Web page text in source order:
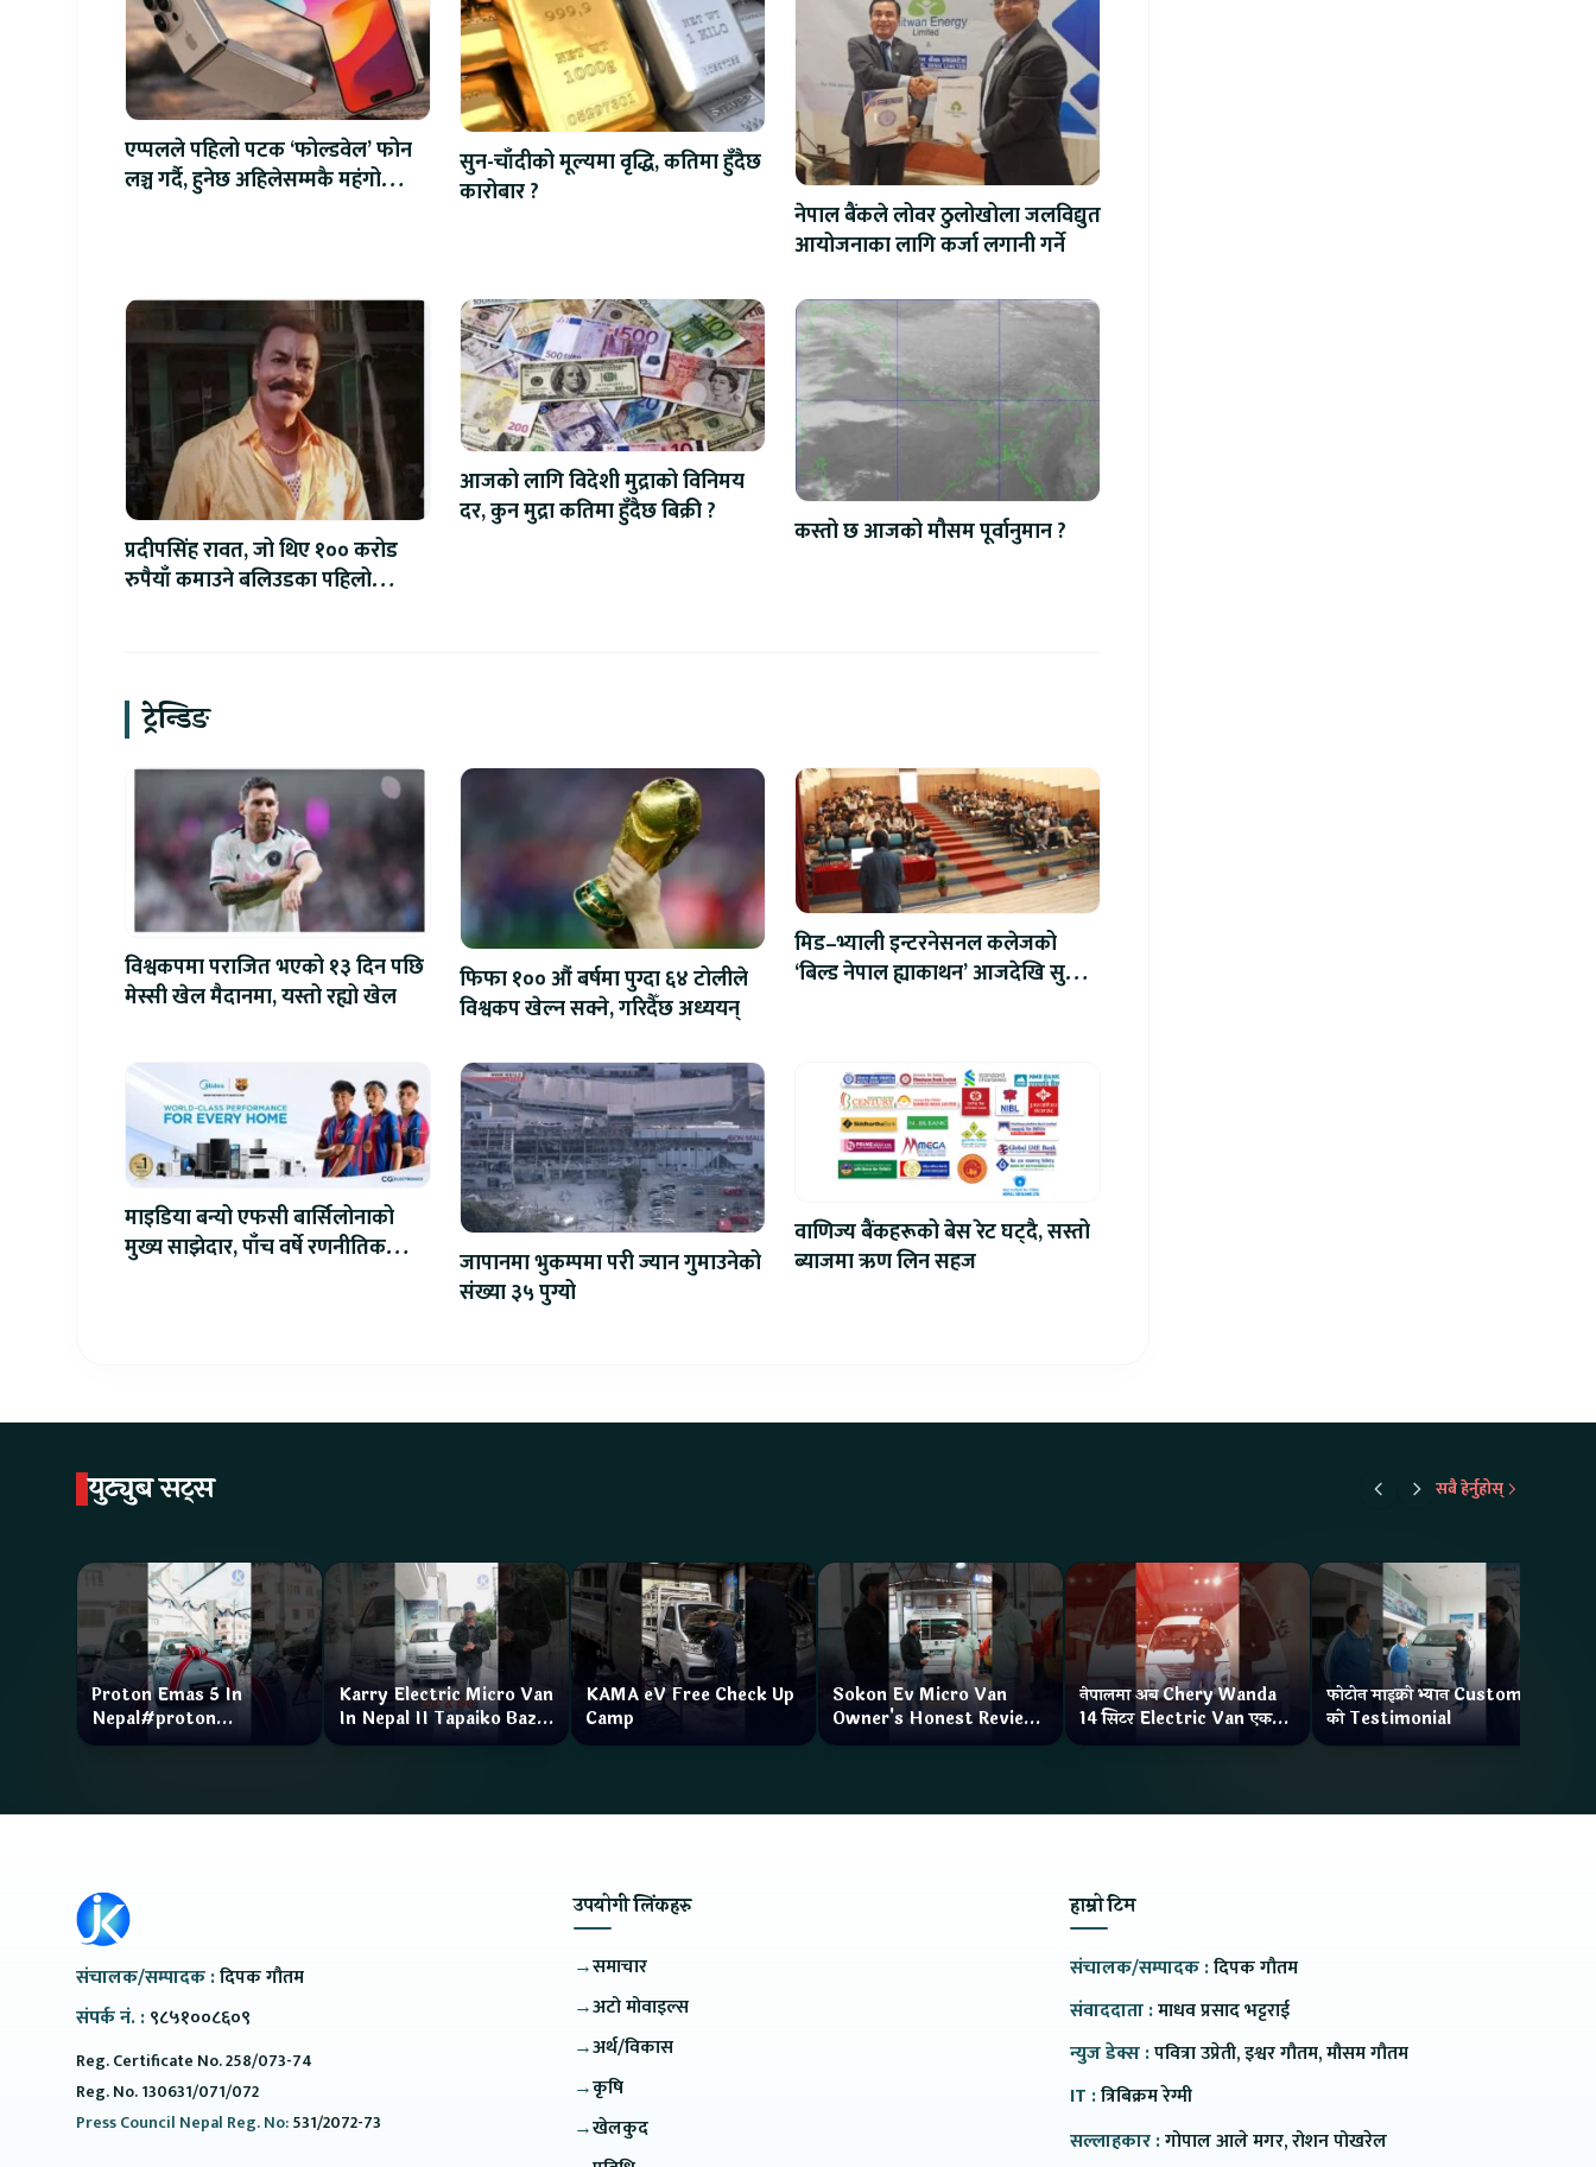
एप्पलले पहिलो पटक ‘फोल्डवेल’ फोन
लञ्च गर्दै, हुनेछ अहिलेसम्मकै महंगो
सुन-चाँदीको मूल्यमा वृद्धि, कतिमा हुँदैछ
कारोबार ?
नेपाल बैंकले लोवर ठुलोखोला जलविद्युत
आयोजनाका लागि कर्जा लगानी गर्ने
प्रदीपसिंह रावत, जो थिए १०० करोड
रुपैयाँ कमाउने बलिउडका पहिलो
आजको लागि विदेशी मुद्राको विनिमय
दर, कुन मुद्रा कतिमा हुँदैछ बिक्री ?
कस्तो छ आजको मौसम पूर्वानुमान ?
ट्रेन्डिङ
विश्वकपमा पराजित भएको १३ दिन पछि
मेस्सी खेल मैदानमा, यस्तो रह्यो खेल
फिफा १०० औं बर्षमा पुग्दा ६४ टोलीले
विश्वकप खेल्न सक्ने, गरिदैँछ अध्ययन्
मिड–भ्याली इन्टरनेसनल कलेजको
‘बिल्ड नेपाल ह्याकाथन’ आजदेखि सुरु,
माइडिया बन्यो एफसी बार्सिलोनाको
मुख्य साझेदार, पाँच वर्षे रणनीतिक
जापानमा भुकम्पमा परी ज्यान गुमाउनेको
संख्या ३५ पुग्यो
वाणिज्य बैंकहरूको बेस रेट घट्दै, सस्तो
ब्याजमा ऋण लिन सहज
युट्युब सट्स सबै हेर्नुहोस्
Proton Emas 5 In
Nepal#proton
#protonemas5#protonnepal#evcarnepal
Karry Electric Micro Van
In Nepal II Tapaiko Bazar
II Jankari Kendra
KAMA eV Free Check Up
Camp
Sokon Ev Micro Van
Owner's Honest Review
How is the service?
नेपालमा अब Chery Wanda
14 सिटर Electric Van एक
Charge मा दिन्छ 300KM
फोटोन माइक्रो भ्यान Customer
को Testimonial
संचालक/सम्पादक :दिपक गौतम
संपर्क नं. :९८५१००८६०९
Reg. Certificate No. 258/073-74
Reg. No. 130631/071/072
Press Council Nepal Reg. No:531/2072-73
उपयोगी लिंकहरु
→समाचार
→अटो मोवाइल्स
→अर्थ/विकास
→कृषि
→खेलकुद
हाम्रो टिम
संचालक/सम्पादक :दिपक गौतम
संवाददाता :माधव प्रसाद भट्टराई
न्युज डेक्स :पवित्रा उप्रेती, इश्वर गौतम, मौसम गौतम
IT :त्रिबिक्रम रेग्मी
सल्लाहकार :गोपाल आले मगर, रोशन पोखरेल